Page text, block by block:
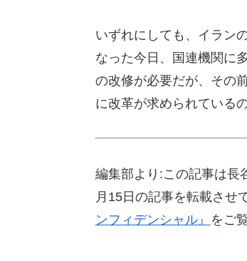
いずれにしても、イラン
なった今日、国連機関に
の改修が必要だが、その
に改革が求められている
編集部より:この記事は長
月15日の記事を転載させ
ンフィデンシャル』
をご